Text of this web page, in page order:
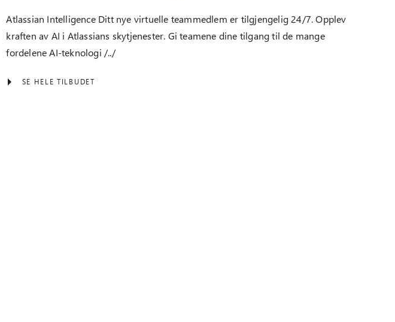
Atlassian Intelligence Ditt nye virtuelle teammedlem er tilgjengelig 24/7. Opplev
kraften av AI i Atlassians skytjenester. Gi teamene dine tilgang til de mange
fordelene AI-teknologi /../
SE HELE TILBUDET